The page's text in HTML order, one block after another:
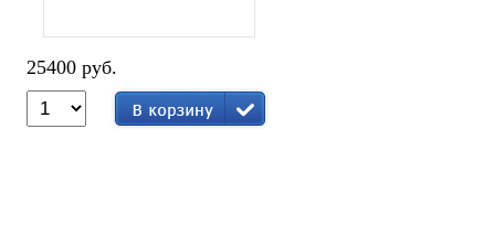
25400 руб.